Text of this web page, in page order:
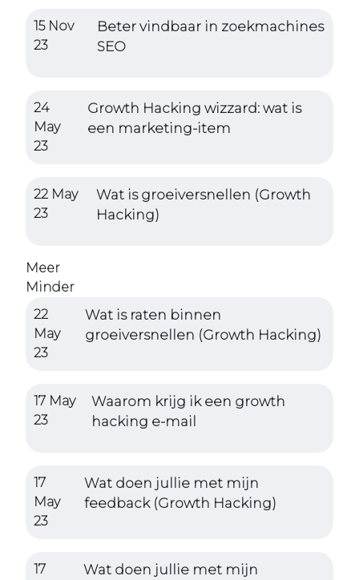
15 Nov
23
Beter vindbaar in zoekmachines
SEO
24
May
23
Growth Hacking wizzard: wat is
een marketing-item
22 May
23
Wat is groeiversnellen (Growth
Hacking)
Meer
Minder
22
May
23
Wat is raten binnen
groeiversnellen (Growth Hacking)
17 May
23
Waarom krijg ik een growth
hacking e-mail
17
May
23
Wat doen jullie met mijn
feedback (Growth Hacking)
17
Wat doen jullie met mijn